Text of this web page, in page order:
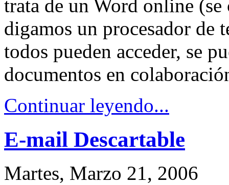
trata de un Word online
digamos un procesador de
todos pueden acceder, se
documentos en
Continuar leyendo...
E-mail Descartable
Martes, Marzo 21, 2006